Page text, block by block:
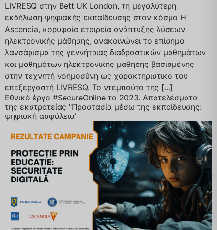
LIVRESQ στην Bett UK London, τη μεγαλύτερη
εκδήλωση ψηφιακής εκπαίδευσης στον κόσμο Η
Ascendia, κορυφαία εταιρεία ανάπτυξης λύσεων
ηλεκτρονικής μάθησης, ανακοινώνει το επίσημο
λανσάρισμα της γεννήτριας διαδραστικών μαθημάτων
και μαθημάτων ηλεκτρονικής μάθησης βασισμένης
στην τεχνητή νοημοσύνη ως χαρακτηριστικό του
επεξεργαστή LIVRESQ. Το ντεμπούτο της [...]
Εθνικό έργο #SecureOnline το 2023. Αποτελέσματα
της εκστρατείας "Προστασία μέσω της εκπαίδευσης:
ψηφιακή ασφάλεια"